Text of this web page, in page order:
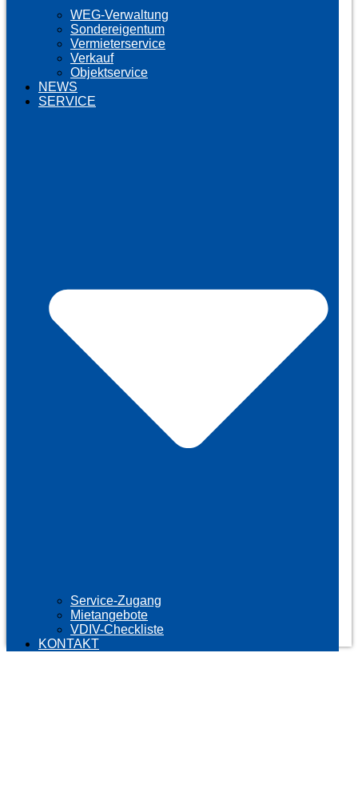
WEG-Verwaltung
Sondereigentum
Vermieterservice
Verkauf
Objektservice
NEWS
SERVICE
Service-Zugang
Mietangebote
VDIV-Checkliste
KONTAKT